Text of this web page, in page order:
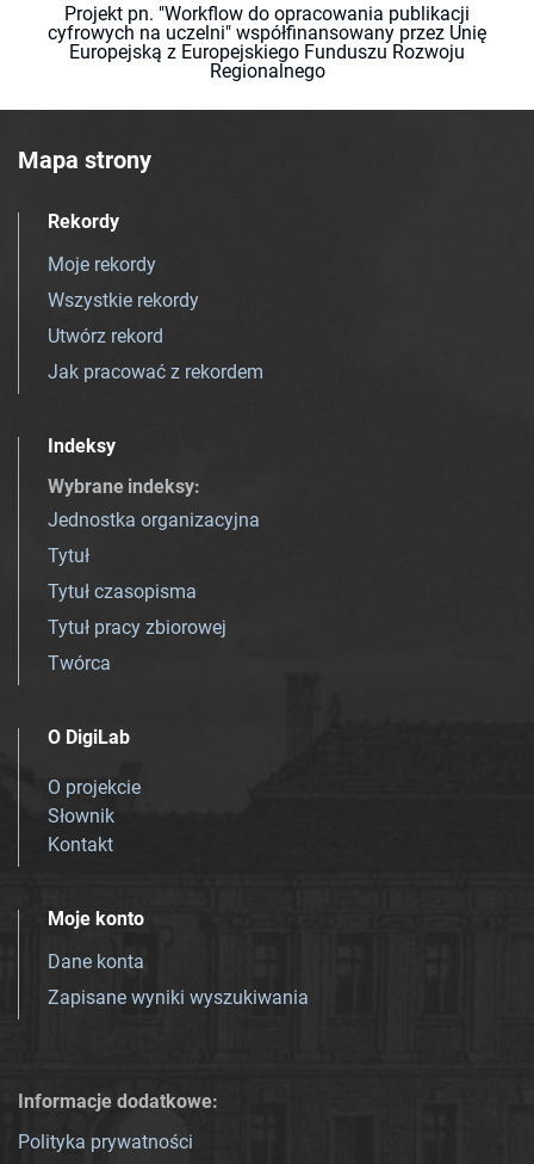
Projekt pn. "Workflow do opracowania publikacji
cyfrowych na uczelni" współfinansowany przez Unię
Europejską z Europejskiego Funduszu Rozwoju
Regionalnego
Mapa strony
Rekordy
Moje rekordy
Wszystkie rekordy
Utwórz rekord
Jak pracować z rekordem
Indeksy
Wybrane indeksy:
Jednostka organizacyjna
Tytuł
Tytuł czasopisma
Tytuł pracy zbiorowej
Twórca
O DigiLab
O projekcie
Słownik
Kontakt
Moje konto
Dane konta
Zapisane wyniki wyszukiwania
Informacje dodatkowe:
Polityka prywatności